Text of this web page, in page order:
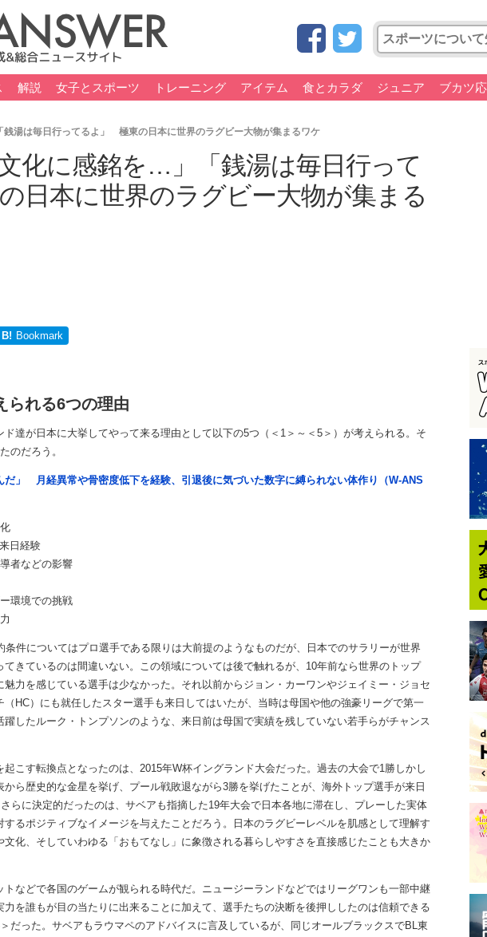
解説 女子とスポーツ トレーニング アイテム 食とカラダ ジュニア ブカツ
銭湯は毎日行ってるよ」 極東の日本に世界のラグビー大物が集まるワケ
文化に感銘を…」「銭湯は毎日行って
日本に世界のラグビー大物が集まる
B! Bookmark
られる6つの理由
達が日本に大挙してやって来る理由として以下の5つ（＜1＞～＜5＞）が考えられる。そ
のだろう。
だ」 月経異常や骨密度低下を経験、引退後に気づいた数字に縛られない体作り（W-ANS
日経験
者などの影響
環境での挑戦
件についてはプロ選手である限りは大前提のようなものだが、日本でのサラリーが世界
きているのは間違いない。この領域については後で触れるが、10年前なら世界のトップ
力を感じている選手は少なかった。それ以前からジョン・カーワンやジェイミー・ジョセ
HC）にも就任したスター選手も来日してはいたが、当時は母国や他の強豪リーグで第一
したルーク・トンプソンのような、来日前は母国で実績を残していない若手らがチャンス
こす転換点となったのは、2015年W杯イングランド大会だった。過去の大会で1勝しかし
ら歴史的な金星を挙げ、プール戦敗退ながら3勝を挙げたことが、海外トップ選手が来日
らに決定的だったのは、サベアも指摘した19年大会で日本各地に滞在し、プレーした実体
るポジティブなイメージを与えたことだろう。日本のラグビーレベルを肌感として理解す
化、そしていわゆる「おもてなし」に象徴される暮らしやすさを直接感じたことも大きか
などで各国のゲームが観られる時代だ。ニュージーランドなどではリーグワンも一部中継
を誰もが目の当たりに出来ることに加えて、選手たちの決断を後押ししたのは信頼できる
だった。サベアもラウマペのアドバイスに言及しているが、同じオールブラックスでBL東